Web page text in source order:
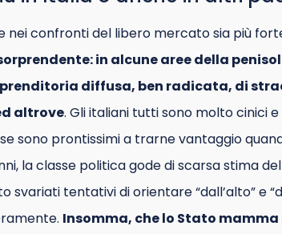
nei confronti del libero mercato sia più
in alcune aree della
diffusa, ben radicata, di
altrove. Gli italiani tutti sono molto cinici
sono prontissimi a trarne vantaggio
la classe politica gode di scarsa stima
svariati tentativi di orientare “dall’alto” e
Insomma, che lo Stato mamma